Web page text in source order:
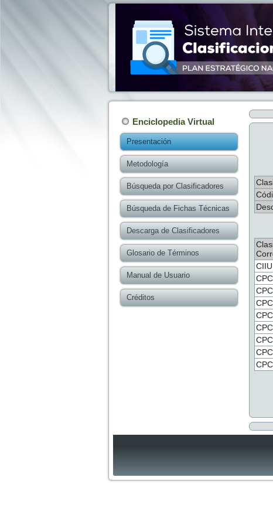
Enciclopedia Virtual
Presentación
Metodología
Búsqueda por Clasificadores
Búsqueda de Fichas Técnicas
Descarga de Clasificadores
Glosario de Términos
Manual de Usuario
Créditos